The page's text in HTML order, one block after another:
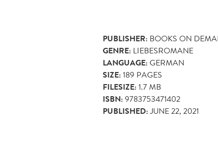
PUBLISHER: BOOKS ON
GENRE: LIEBESROMANE
LANGUAGE:GERMAN
SIZE:189 PAGES
FILESIZE:1.7 MB
ISBN:9783753471402
PUBLISHED:JUNE 22, 2021